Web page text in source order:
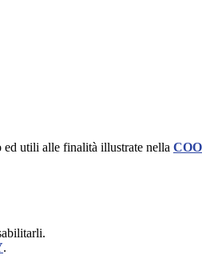
ed utili alle finalità illustrate nella
.